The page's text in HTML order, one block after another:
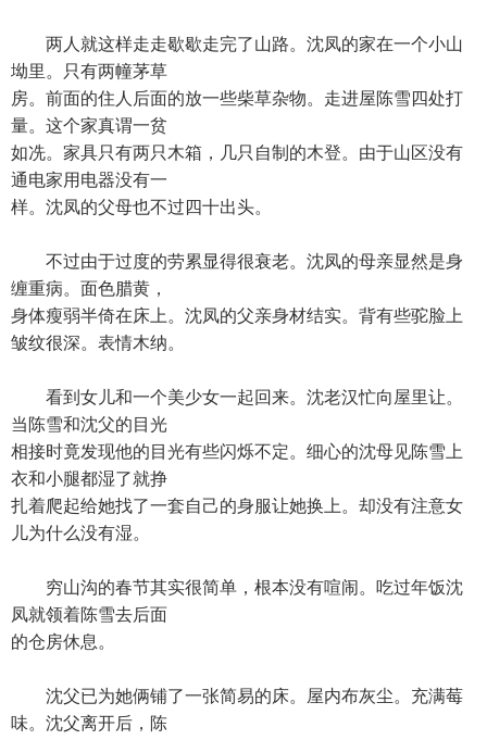
两人就这样走走歇歇走完了山路。沈凤的家在一个小山
坳里。只有两幢茅草
房。前面的住人后面的放一些柴草杂物。走进屋陈雪四处打
量。这个家真谓一贫
如冼。家具只有两只木箱，几只自制的木登。由于山区没有
通电家用电器没有一
样。沈凤的父母也不过四十出头。
不过由于过度的劳累显得很衰老。沈凤的母亲显然是身
缠重病。面色腊黄，
身体瘦弱半倚在床上。沈凤的父亲身材结实。背有些驼脸上
皱纹很深。表情木纳。
看到女儿和一个美少女一起回来。沈老汉忙向屋里让。
当陈雪和沈父的目光
相接时竟发现他的目光有些闪烁不定。细心的沈母见陈雪上
衣和小腿都湿了就挣
扎着爬起给她找了一套自己的身服让她换上。却没有注意女
儿为什么没有湿。
穷山沟的春节其实很简单，根本没有喧闹。吃过年饭沈
凤就领着陈雪去后面
的仓房休息。
沈父已为她俩铺了一张简易的床。屋内布灰尘。充满莓
味。沈父离开后，陈